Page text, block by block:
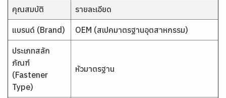
คุณสมบัติ รายละเอียด
แบรนด์ (Brand) OEM (สเปคมาตรฐานอุตสาหกรรม)
ประเภทสลัก
ภัณฑ์
(Fastener
Type)
หัวมาตรฐาน